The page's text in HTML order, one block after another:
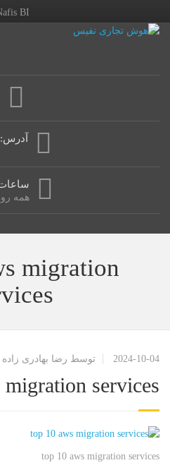
BI
همه
migration
2024-10-04 توسط رضا بهادری زاده
services
top 10 aws migration services